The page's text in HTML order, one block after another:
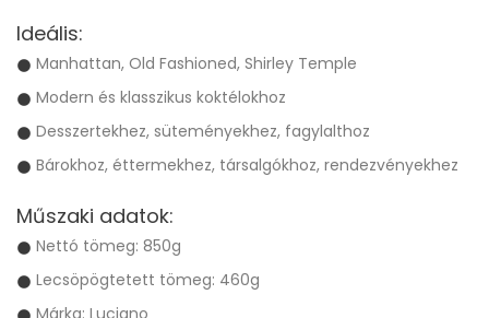
Ideális:
Manhattan, Old Fashioned, Shirley Temple
Modern és klasszikus koktélokhoz
Desszertekhez, süteményekhez, fagylalthoz
Bárokhoz, éttermekhez, társalgókhoz, rendezvényekhez
Műszaki adatok:
Nettó tömeg: 850g
Lecsöpögtetett tömeg: 460g
Márka: Luciano